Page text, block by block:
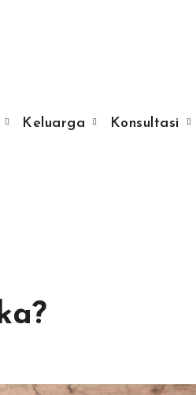
Keluarga Konsultasi